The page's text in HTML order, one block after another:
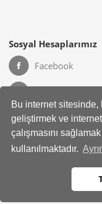
Bu internet sitesinde,
geliştirmek ve
çalışmasını
kullanılmaktadır.
Sosyal Hesaplarımız
Facebook
Kurumsal
Hakkımızda